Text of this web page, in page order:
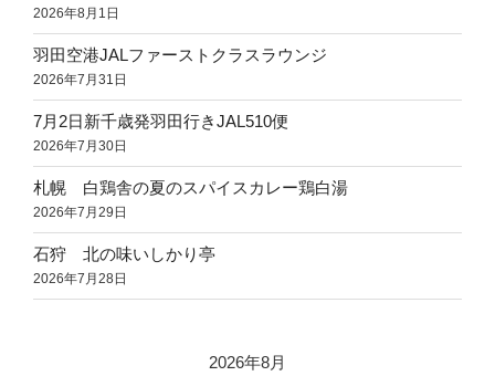
2026年8月1日
羽田空港JALファーストクラスラウンジ
2026年7月31日
7月2日新千歳発羽田行きJAL510便
2026年7月30日
札幌 白鶏舎の夏のスパイスカレー鶏白湯
2026年7月29日
石狩 北の味いしかり亭
2026年7月28日
2026年8月